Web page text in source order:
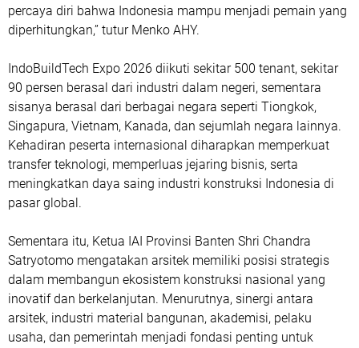
percaya diri bahwa Indonesia mampu menjadi pemain yang
diperhitungkan,” tutur Menko AHY.
IndoBuildTech Expo 2026 diikuti sekitar 500 tenant, sekitar
90 persen berasal dari industri dalam negeri, sementara
sisanya berasal dari berbagai negara seperti Tiongkok,
Singapura, Vietnam, Kanada, dan sejumlah negara lainnya.
Kehadiran peserta internasional diharapkan memperkuat
transfer teknologi, memperluas jejaring bisnis, serta
meningkatkan daya saing industri konstruksi Indonesia di
pasar global.
Sementara itu, Ketua IAI Provinsi Banten Shri Chandra
Satryotomo mengatakan arsitek memiliki posisi strategis
dalam membangun ekosistem konstruksi nasional yang
inovatif dan berkelanjutan. Menurutnya, sinergi antara
arsitek, industri material bangunan, akademisi, pelaku
usaha, dan pemerintah menjadi fondasi penting untuk